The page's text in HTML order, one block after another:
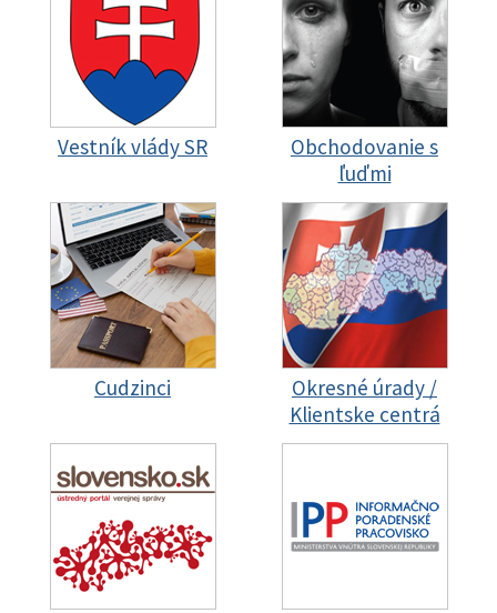
Vestník vlády SR
Obchodovanie s
ľuďmi
Cudzinci
Okresné úrady /
Klientske centrá